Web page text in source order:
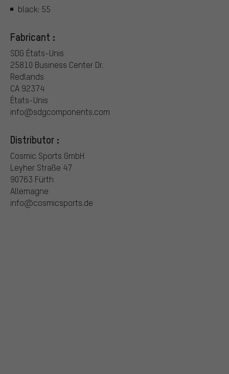
black: 55
Fabricant :
SDG États-Unis
25810 Business Center Dr.
Redlands
CA 92374
États-Unis
info@sdgcomponents.com
Distributor :
Cosmic Sports GmbH
Leyher Straße 47
90763 Fürth
Allemagne
info@cosmicsports.de